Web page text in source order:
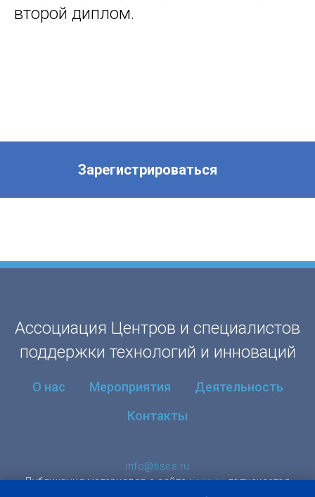
второй диплом.
Зарегистрироваться
Ассоциация Центров и специалистов
поддержки технологий и инноваций
О нас Мероприятия
Деятельность
Контакты
info@tiscs.ru
Публикация материалов с сайтаtiscs.ruдопускается